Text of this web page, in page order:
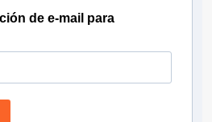
de e-mail para